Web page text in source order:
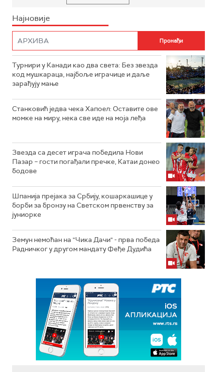
Најновије
Турнири у Канади као два света: Без звезда
код мушкараца, најбоље играчице и даље
зарађују мање
Станковић једва чека Хапоел: Оставите ове
момке на миру, нека све иде на моја леђа
Звезда са десет играча победила Нови
Пазар – гости погађали пречке, Катаи донео
бодове
Шпанија прејакa за Србију, кошаркашице у
борби за бронзу на Светском првенству за
јуниорке
Земун немоћан на "Чика Дачи" - прва победа
Радничког у другом мандату Феђе Дудића